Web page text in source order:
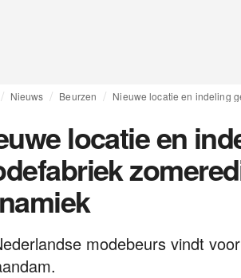
Nieuws Beurzen Nieuwe locatie en indeling
locatie en
modebeurs vindt